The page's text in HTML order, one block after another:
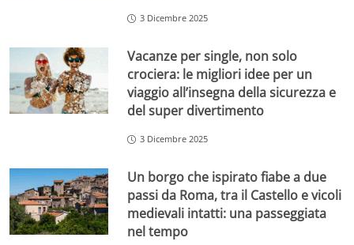
3 Dicembre 2025
Vacanze per single, non solo
crociera: le migliori idee per un
viaggio all’insegna della sicurezza e
del super divertimento
3 Dicembre 2025
Un borgo che ispirato fiabe a due
passi da Roma, tra il Castello e vicoli
medievali intatti: una passeggiata
nel tempo